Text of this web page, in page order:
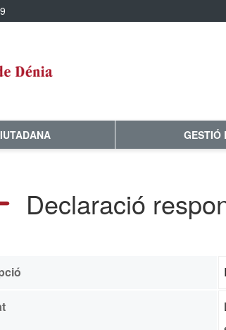
GESTIÓ
Declaració